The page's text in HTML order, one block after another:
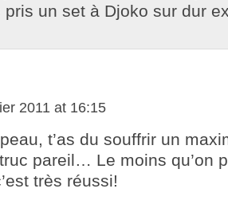
pris un set à Djoko sur dur
2011 at 16:15
t’as du souffrir un
pareil… Le moins qu’on
très réussi!